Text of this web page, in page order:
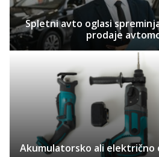
Spletni avto oglasi
prodaje
Akumulatorsko ali električno